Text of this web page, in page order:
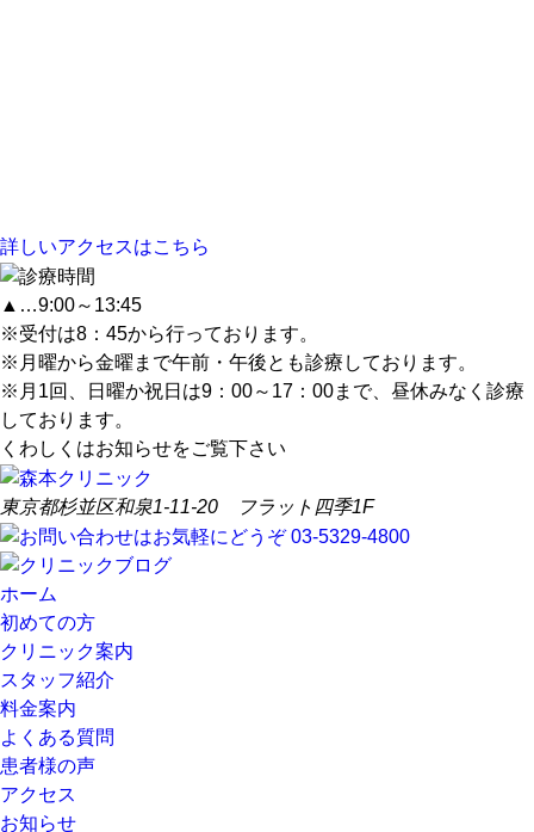
詳しいアクセスはこちら
▲…9:00～13:45
※受付は8：45から行っております。
※月曜から金曜まで午前・午後とも診療しております。
※月1回、日曜か祝日は9：00～17：00まで、昼休みなく診療
しております。
くわしくはお知らせをご覧下さい
東京都杉並区和泉1-11-20 フラット四季1F
ホーム
初めての方
クリニック案内
スタッフ紹介
料金案内
よくある質問
患者様の声
アクセス
お知らせ